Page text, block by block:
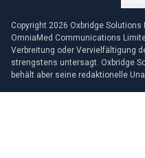
Copyright 2026 Oxbridge
OmniaMed Communications
Verbreitung oder Vervielfältigung
strengstens untersagt. Oxbridge
behält aber seine redaktionelle